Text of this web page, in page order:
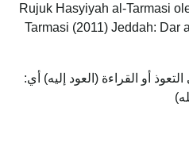
Rujuk Hasyiyah al-Tarmasi
Tarmasi (2011) Jeddah: Dar
أو القراءة (العود إليه) أي: